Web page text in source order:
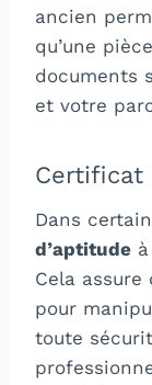
ancien
qu’une
documents
et votre
Certificat
Dans
d’aptitude
Cela assure
pour
toute